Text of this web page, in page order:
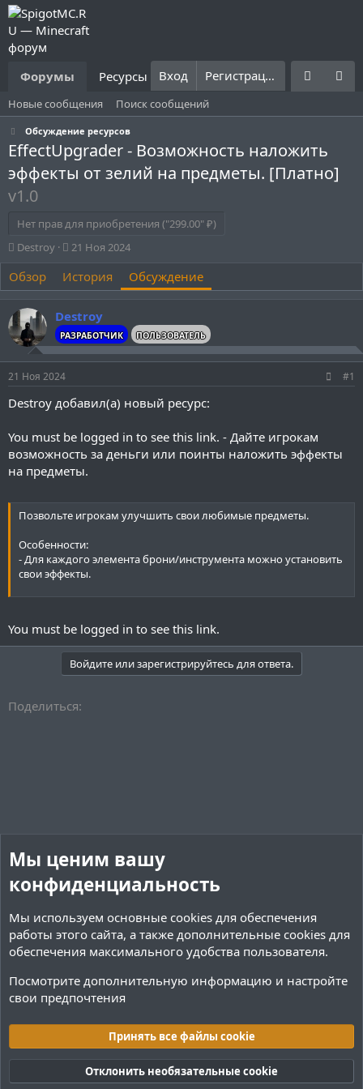
Форумы Ресурсы Что нового? Правила
Вход Регистрация
Новые сообщения Поиск сообщений
Обсуждение ресурсов
EffectUpgrader - Возможность наложить
эффекты от зелий на предметы. [Платно]
v1.0
Нет прав для приобретения ("299.00" ₽)
А
в
т
о
т
е
м
ы
Destroy
Д
а
т
а
а
ч
а
л
21 Ноя 2024
Обзор История Обсуждение
Destroy
РАЗРАБОТЧИК ПОЛЬЗОВАТЕЛЬ
21 Ноя 2024 #1
Destroy добавил(а) новый ресурс:
You must be logged in to see this link. - Дайте игрокам
возможность за деньги или поинты наложить эффекты
на предметы.
Позвольте игрокам улучшить свои любимые предметы.
Особенности:
- Для каждого элемента брони/инструмента можно установить
свои эффекты.
upgrade-lore:
  list:
    - "%potion-type% %potion-level%"
  - 'SPEED:&x&f&b&a&5&5&eСкорость'
You must be logged in to see this link.
Войдите или зарегистрируйтесь для ответа.
Поделиться:
Cookies Тёмная (2020)
Русский (RU)
Обратная связь
Условия и правила
Политика конфиденциальности
Помощь
R
Мы ценим вашу
конфиденциальность
Мы используем основные cookies для обеспечения
работы этого сайта, а также дополнительные cookies для
обеспечения максимального удобства пользователя.
Посмотрите дополнительную информацию и настройте
свои предпочтения
Принять все файлы cookie
Отклонить необязательные cookie